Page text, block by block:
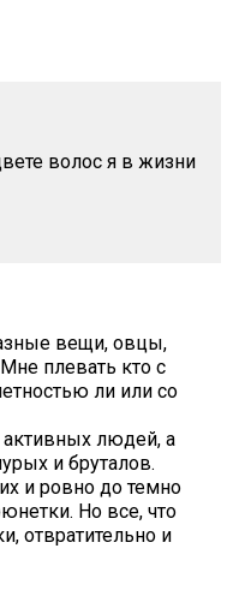
волос я в жизни
вещи, овцы,
плевать кто с
ли или со
людей, а
и бруталов.
и ровно до темно
Но все, что
отвратительно и